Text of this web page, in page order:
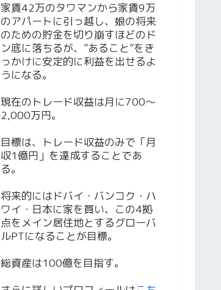
家賃42万のタワマンから家賃9万
のアパートに引っ越し、娘の将来
のための貯金を切り崩すほどのド
ン底に落ちるが、”あること”をき
っかけに安定的に利益を出せるよ
うになる。
現在のトレード収益は月に700～
2,000万円。
目標は、トレード収益のみで「月
収1億円」を達成することであ
る。
将来的にはドバイ・バンコク・ハ
ワイ・日本に家を買い、この4拠
点をメイン居住地とするグローバ
ルPTになることが目標。
総資産は100億を目指す。